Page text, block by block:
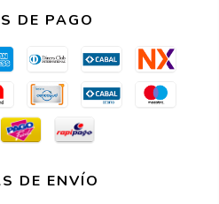
DE PAGO
DE ENVÍO